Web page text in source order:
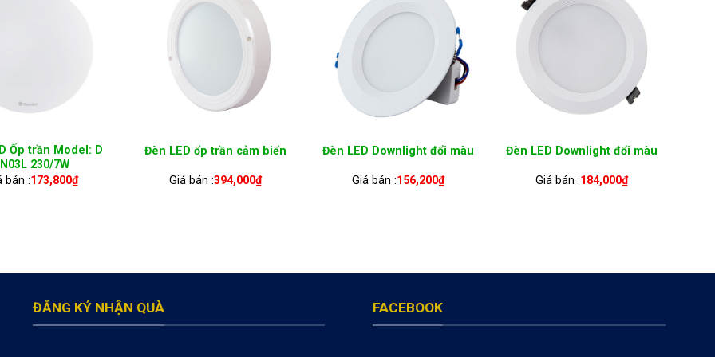
Ốp trần Model: D
230/7W
bán :173,800₫
Đèn LED ốp trần cảm biến
Giá bán :394,000₫
Đèn LED Downlight đổi màu
Giá bán :156,200₫
Đèn LED Downlight đổi màu
Giá bán :184,000₫
ĐĂNG KÝ NHẬN QUÀ FACEBOOK